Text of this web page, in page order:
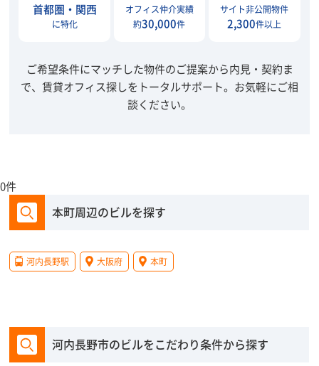
首都圏・関西
に特化
オフィス仲介実績
約30,000件
サイト非公開物件
2,300件以上
ご希望条件にマッチした物件のご提案から内見・契約ま
で、賃貸オフィス探しをトータルサポート。 お気軽にご相
談ください。
0件
本町周辺のビルを探す
河内長野駅 大阪府 本町
河内長野市のビルをこだわり条件から探す